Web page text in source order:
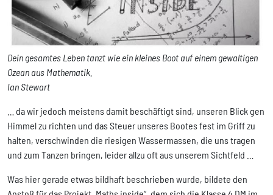
Dein gesamtes Leben tanzt wie ein kleines Boot auf einem gewaltigen
Ozean aus Mathematik.
Ian Stewart
… da wir jedoch meistens damit beschäftigt sind, unseren Blick gen
Himmel zu richten und das Steuer unseres Bootes fest im Griff zu
halten, verschwinden die riesigen Wassermassen, die uns tragen
und zum Tanzen bringen, leider allzu oft aus unserem Sichtfeld …
Was hier gerade etwas bildhaft beschrieben wurde, bildete den